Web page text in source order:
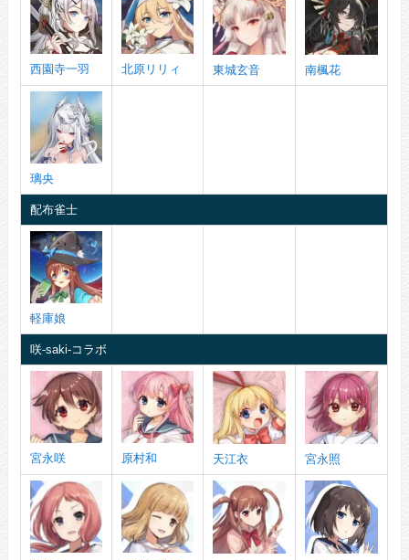
西園寺一羽 北原リリィ 東城玄音 南楓花
璃央
配布雀士
軽庫娘
咲-saki-コラボ
宮永咲 原村和 天江衣 宮永照